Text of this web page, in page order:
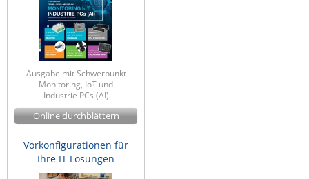
IEC Lock
Kerlink
Kramer Electronics
KVM TEC
Legrand
LigoWave
Milesight
Ausgabe mit Schwerpunkt
Monitoring, IoT und
Industrie PCs (AI)
Online durchblättern
Vorkonfigurationen für
Ihre IT Lösungen